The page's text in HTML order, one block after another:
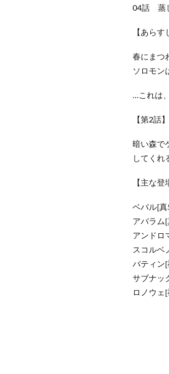
04話 蒸
【あらす
春にまつ
ソロモン
…これは
【第2話】
暗い森で
してくれ
【主な登
ベバル[真
アバラム[
アンドロ
スコルベ
バティン[
サブナッ
ロノウェ